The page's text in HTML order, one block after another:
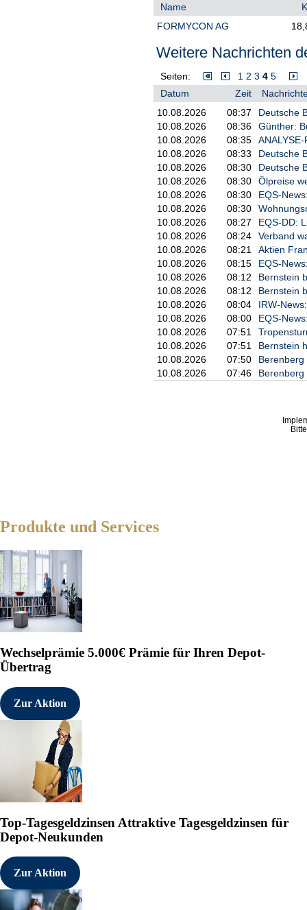
Planegg-Martinsried - Die
mit ihrem Lizenzpartner
des Eylea®1-2mg-
realisiert Formycon einen
seiner
drei eigenentwickelte
Baiama®3-Fertigspritze
startete am 15. Mai 2026
Frankreich und Italien.
osteuropäischen Ländern
Monate.
Nicola Mikulcik, CBO der
und Baiama® erreichen
kommerziellen Skalierung
FYB4Growth-Strategie
europäischen
positionieren und
Netzhauterkrankungen
Behandlungsoption
Im März 2026 hat
Regeneron
("Bayer") geschlossen und
2026 sichergestellt.
Vereinbarung mit
unter bestimmten
Ahzantive® und Baiama®
Fertigspritze auf den
Anforderungen
Netzhauterkrankungen.
Durchstechflasche
Lieferkette sowie der
Name
FORMYCON AG
Weitere Nachrichten
Seiten: 1 2 3 4 5
Datum
Zeit
10.08.2026
08:37
Deutsche
10.08.2026
08:36
Günther:
10.08.2026
08:35
10.08.2026
08:33
Deutsche
10.08.2026
08:30
Deutsche
10.08.2026
08:30
Ölpreise
10.08.2026
08:30
EQS-
10.08.2026
08:30
10.08.2026
08:27
EQS-DD:
10.08.2026
08:24
Verband
10.08.2026
08:21
Aktien
10.08.2026
08:15
EQS-
10.08.2026
08:12
Bernstein
10.08.2026
08:12
Bernstein
10.08.2026
08:04
IRW-
10.08.2026
08:00
EQS-
10.08.2026
07:51
10.08.2026
07:51
Bernstein
10.08.2026
07:50
10.08.2026
07:46
Produkte und Services
Wechselprämie 5.000€ Prämie für Ihren Depot-
Übertrag
Zur Aktion
Top-Tagesgeldzinsen Attraktive Tagesgeldzinsen für
Depot-Neukunden
Zur Aktion